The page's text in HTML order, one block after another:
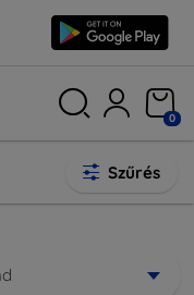
0
Szűrés